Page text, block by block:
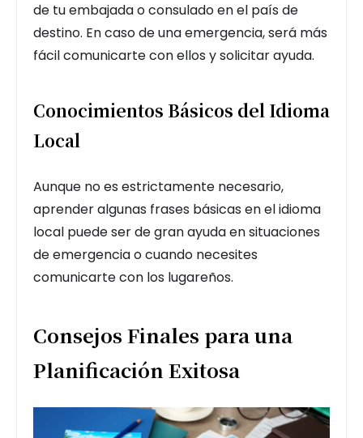
de tu embajada o consulado en el país de
destino. En caso de una emergencia, será más
fácil comunicarte con ellos y solicitar ayuda.
Conocimientos Básicos del Idioma
Local
Aunque no es estrictamente necesario,
aprender algunas frases básicas en el idioma
local puede ser de gran ayuda en situaciones
de emergencia o cuando necesites
comunicarte con los lugareños.
Consejos Finales para una
Planificación Exitosa